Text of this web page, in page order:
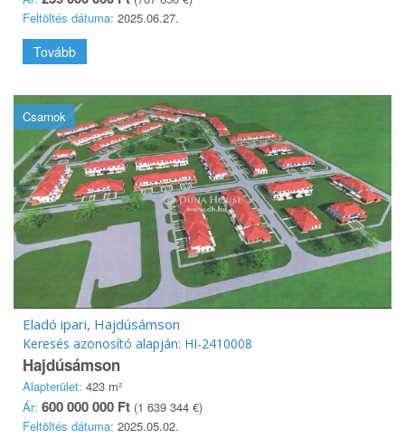
Feltöltés dátuma: 2025.06.27.
Tovább
Csarnok
Eladó ipari, Hajdúsámson
Keresés azonosító alapján: HI-2410008
Hajdúsámson
Alapterület: 423 m²
Ár: 600 000 000 Ft (1 639 344 €)
Feltöltés dátuma: 2025.05.02.